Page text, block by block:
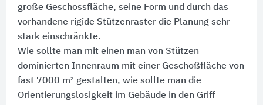
große Geschossfläche, seine Form und durch das
vorhandene rigide Stützenraster die Planung sehr
stark einschränkte.
Wie sollte man mit einen man von Stützen
dominierten Innenraum mit einer Geschoßfläche von
fast 7000 m² gestalten, wie sollte man die
Orientierungslosigkeit im Gebäude in den Griff